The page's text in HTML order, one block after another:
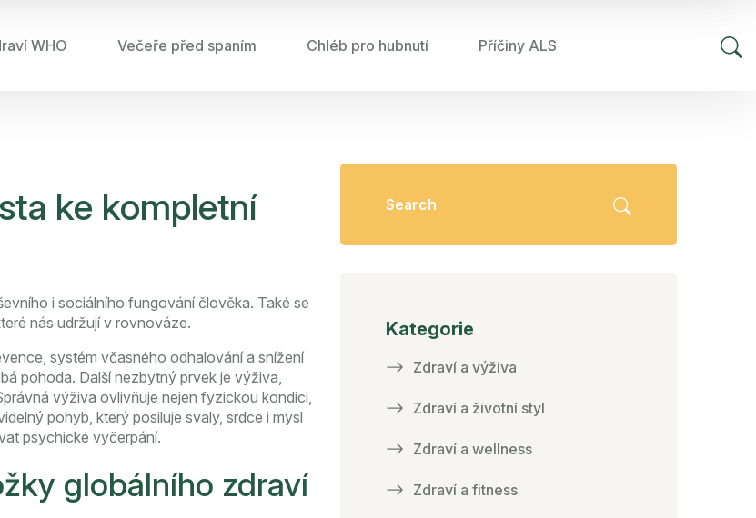
WHO Večeře před spaním Chléb pro hubnutí Příčiny ALS
ke kompletní
i sociálního fungování člověka. Také se
nás udržují v rovnováze.
, systém včasného odhalování a snížení
pohoda. Další nezbytný prvek je výživa,
výživa ovlivňuje nejen fyzickou kondici,
pohyb, který posiluje svaly, srdce i mysl
psychické vyčerpání.
globálního zdraví
Kategorie
Zdraví a výživa
Zdraví a životní styl
Zdraví a wellness
Zdraví a fitness